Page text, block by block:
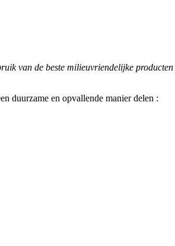
van de beste milieuvriendelijke
duurzame en opvallende manier delen :